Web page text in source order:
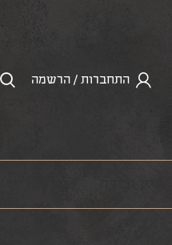
התחברות / הרשמה